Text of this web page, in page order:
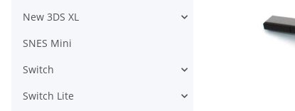
New 3DS XL
SNES Mini
Switch
Switch Lite